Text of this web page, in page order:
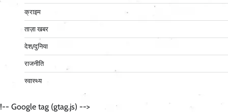
क्राइम
ताज़ा खबर
देश/दुनिया
राजनीति
स्वास्थ्य
!-- Google tag (gtag.js) -->